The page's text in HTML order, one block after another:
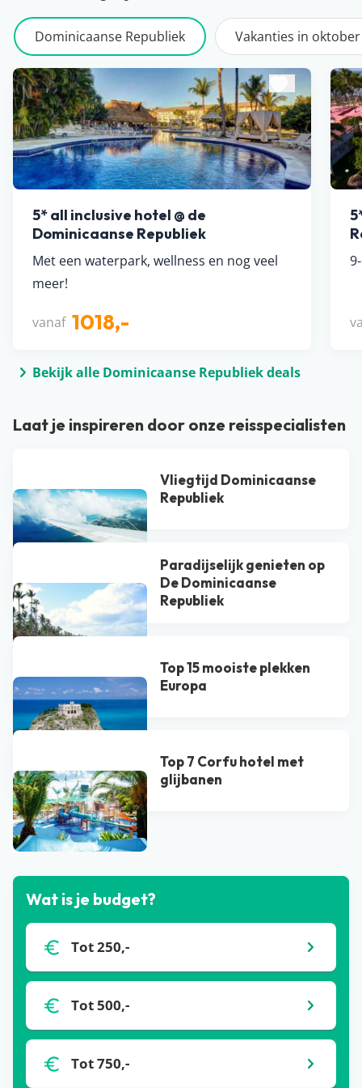
Dominicaanse Republiek Vakanties in oktober
5* all inclusive hotel @ de
Dominicaanse Republiek
Met een waterpark, wellness en nog veel
meer!
vanaf 1018,-
Bekijk alle Dominicaanse Republiek deals
Laat je inspireren door onze reisspecialisten
Vliegtijd Dominicaanse
Republiek
Paradijselijk genieten op
De Dominicaanse
Republiek
Top 15 mooiste plekken
Europa
Top 7 Corfu hotel met
glijbanen
Bekijk alle blogs
Wat is je budget?
Tot 250,-
Tot 500,-
Tot 750,-